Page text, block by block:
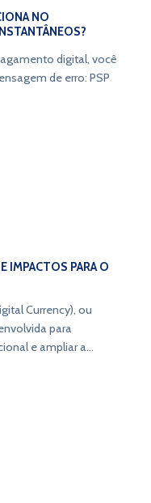
NO
digital, você
de erro: PSP
IMPACTOS PARA O
Currency), ou
para
e ampliar a